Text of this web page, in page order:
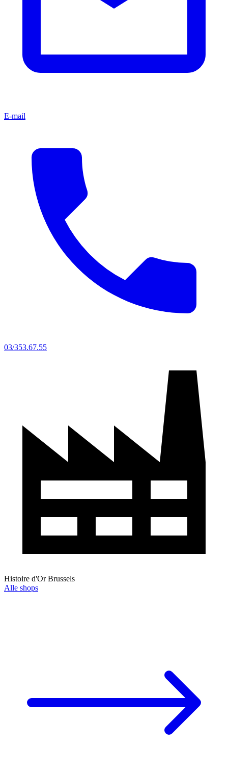
E-mail
03/353.67.55
Histoire d'Or Brussels
Alle shops